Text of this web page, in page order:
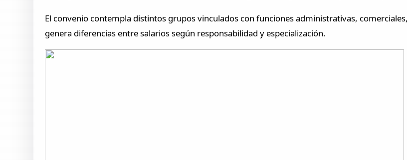
El convenio contempla distintos grupos vinculados con funciones administrativas,
genera diferencias entre salarios según responsabilidad y especialización.